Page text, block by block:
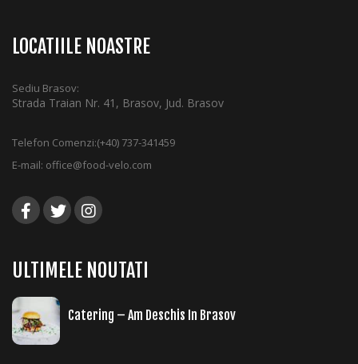
LOCATIILE NOASTRE
Sediu Brasov:
Strada Traian Nr. 41, Brasov, Jud. Brasov
Telefon Comenzi:(+40) 737-341459
E-mail: office@food-velo.com
ULTIMELE NOUTATI
Catering – Am Deschis In Brasov